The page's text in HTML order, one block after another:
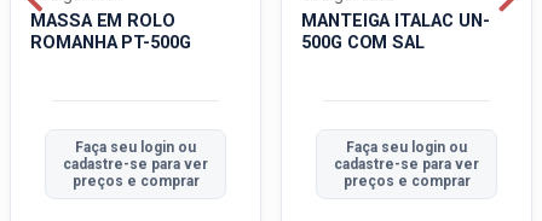
MASSA EM ROLO
ROMANHA PT-500G
Faça seu login ou
cadastre-se para ver
preços e comprar
MANTEIGA ITALAC UN-
500G COM SAL
Faça seu login ou
cadastre-se para ver
preços e comprar